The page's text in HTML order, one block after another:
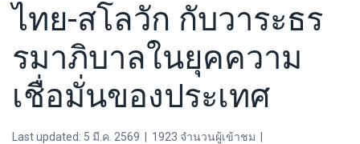
ไทย-สโลวัก กับวาระธร
รมาภิบาลในยุคความ
เชื่อมั่นของประเทศ
Last updated: 5 มี.ค. 2569 1923 จำนวนผู้เข้าชม